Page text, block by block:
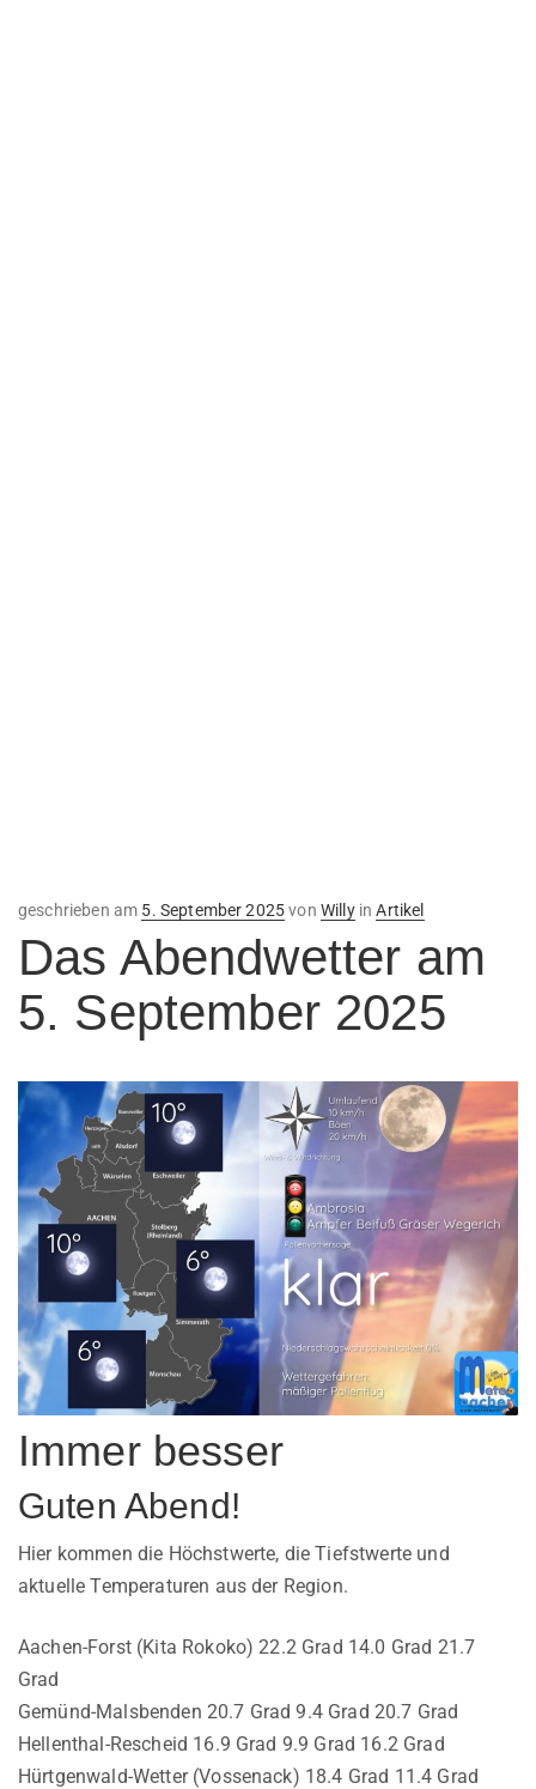
geschrieben am Veröffentlicht
am
5. September 2025von WillyinArtikel
Das Abendwetter am
5. September 2025
Immer besser
Guten Abend!
Hier kommen die Höchstwerte, die Tiefstwerte und
aktuelle Temperaturen aus der Region.
Aachen-Forst (Kita Rokoko) 22.2 Grad 14.0 Grad 21.7
Grad
Gemünd-Malsbenden 20.7 Grad 9.4 Grad 20.7 Grad
Hellenthal-Rescheid 16.9 Grad 9.9 Grad 16.2 Grad
Hürtgenwald-Wetter (Vossenack) 18.4 Grad 11.4 Grad